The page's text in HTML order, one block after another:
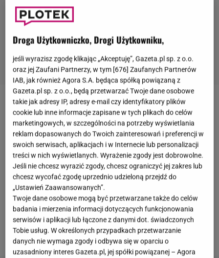
W kaplicy pałacu w Kozłówce dopiero co
zorganizowano koncert kolęd, podczas którego na
scenie wystąpili m.in.Zenek Martyniuk, Marcin
Milleroraz Chór Katedry Lwowskiej im. św. Jana
Pawła II. Wydarzenie odbyło się w miejscowości
położonej niedaleko Lublina, a jego premierowa
transmisja została zaplanowana na Wigilię na
godzinę 20.00 na antenie Telewizji Republika. Wśród
publiczności obecna była para prezydencka.Karol
Nawrockii Marta Nawrockastali tuż przy scenie.
Droga Użytkowniczko, Drogi Użytkowniku,
jeśli wyrazisz zgodę klikając „Akceptuję”, Gazeta.pl sp. z o.o.
oraz jej Zaufani Partnerzy, w tym [676] Zaufanych Partnerów
IAB, jak również Agora S.A. będąca spółką powiązaną z
Gazeta.pl sp. z o.o., będą przetwarzać Twoje dane osobowe
takie jak adresy IP, adresy e-mail czy identyfikatory plików
cookie lub inne informacje zapisane w tych plikach do celów
marketingowych, w szczególności na potrzeby wyświetlania
reklam dopasowanych do Twoich zainteresowań i preferencji w
swoich serwisach, aplikacjach i w Internecie lub personalizacji
treści w nich wyświetlanych. Wyrażenie zgody jest dobrowolne.
Jeśli nie chcesz wyrazić zgody, chcesz ograniczyć jej zakres lub
chcesz wycofać zgodę uprzednio udzieloną przejdź do
„Ustawień Zaawansowanych”.
Twoje dane osobowe mogą być przetwarzane także do celów
badania i mierzenia informacji dotyczących funkcjonowania
serwisów i aplikacji lub łączone z danymi dot. świadczonych
Tobie usług. W określonych przypadkach przetwarzanie
danych nie wymaga zgody i odbywa się w oparciu o
uzasadniony interes Gazeta.pl, jej spółki powiązanej – Agora